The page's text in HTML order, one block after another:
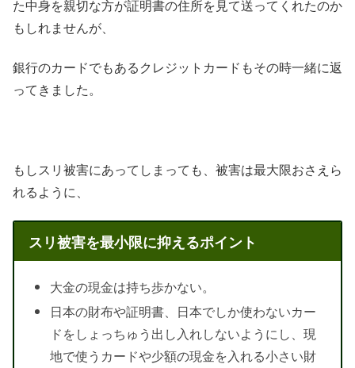
た中身を親切な方が証明書の住所を見て送ってくれたのか
もしれませんが、
銀行のカードでもあるクレジットカードもその時一緒に返
ってきました。
もしスリ被害にあってしまっても、被害は最大限おさえら
れるように、
スリ被害を最小限に抑えるポイント
大金の現金は持ち歩かない。
日本の財布や証明書、日本でしか使わないカー
ドをしょっちゅう出し入れしないようにし、現
地で使うカードや少額の現金を入れる小さい財